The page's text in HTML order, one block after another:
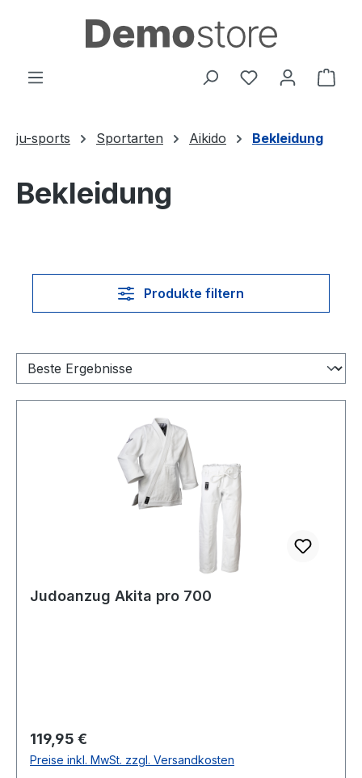
Zum Hauptinhalt springen
Du hast 0
ju-sports Sportarten Aikido Bekleidung
Bekleidung
Produkte filtern
Judoanzug Akita pro 700
Regulärer Preis:
119,95 €
Preise inkl. MwSt. zzgl. Versandkosten